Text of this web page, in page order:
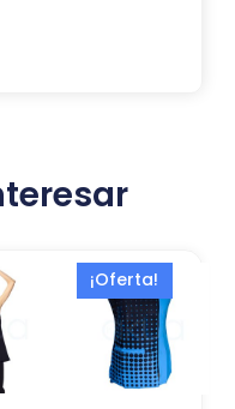
¡Oferta!
El
precio
actual
es:
19,99 €.